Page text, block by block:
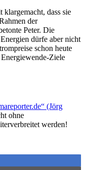
dass sie
der
Peter. Die
dürfe aber nicht
schon heute
Ziele
(Jörg
ohne
werden!